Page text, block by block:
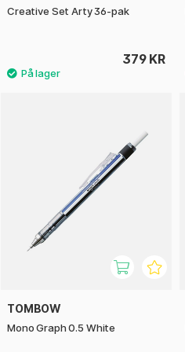
Creative Set Arty 36-pak
379 KR
TOMBOW
Mono Graph 0.5 White